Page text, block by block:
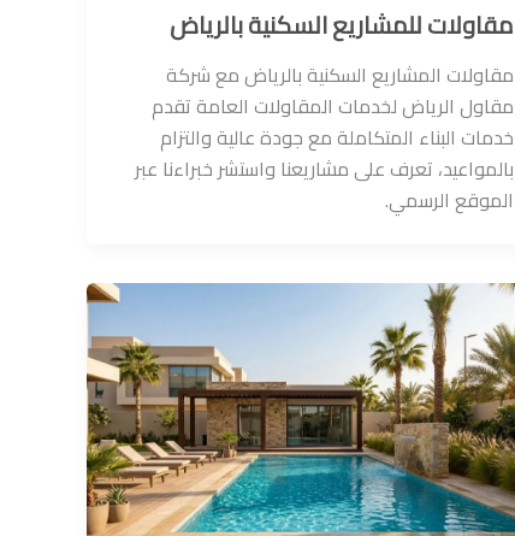
مقاولات للمشاريع السكنية بالرياض
مقاولات المشاريع السكنية بالرياض مع شركة
مقاول الرياض لخدمات المقاولات العامة تقدم
خدمات البناء المتكاملة مع جودة عالية والتزام
بالمواعيد، تعرف على مشاريعنا واستشر خبراءنا عبر
الموقع الرسمي.